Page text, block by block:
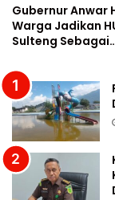
Gubernur Anwar
Warga Jadikan
Sulteng